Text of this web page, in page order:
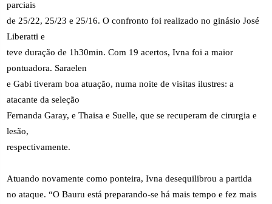
parciais
de 25/22, 25/23 e 25/16. O confronto foi realizado no ginásio José
Liberatti e
teve duração de 1h30min. Com 19 acertos, Ivna foi a maior
pontuadora. Saraelen
e Gabi tiveram boa atuação, numa noite de visitas ilustres: a
atacante da seleção
Fernanda Garay, e Thaisa e Suelle, que se recuperam de cirurgia e
lesão,
respectivamente.
Atuando novamente como ponteira, Ivna desequilibrou a partida
no ataque. “O Bauru está preparando-se há mais tempo e fez mais